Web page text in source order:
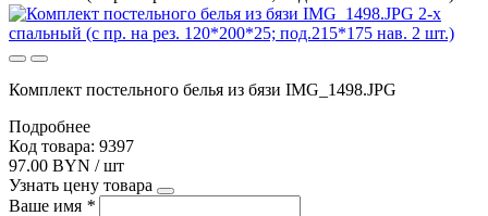
Комплект постельного белья из бязи IMG_1498.JPG
Подробнее
Код товара: 9397
97.00 BYN / шт
Узнать цену товара
Ваше имя *